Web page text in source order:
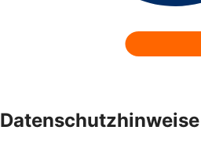
Datenschutzhinweise